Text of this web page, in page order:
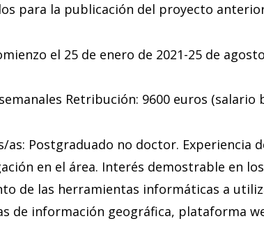
para la publicación del proyecto
el 25 de enero de 2021-25 de
Retribución: 9600 euros (salario
as: Postgraduado no doctor. Experiencia
en el área. Interés demostrable en
de las herramientas informáticas a
de información geográfica, plataforma